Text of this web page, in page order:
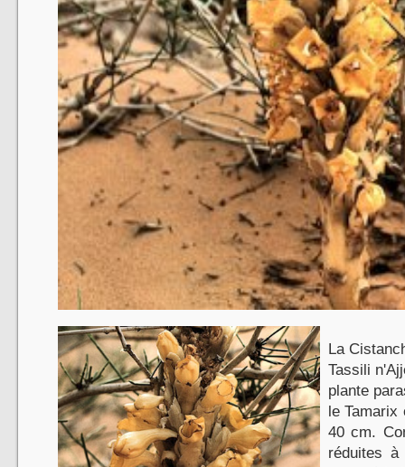
La
Tassili
plante
le
40 cm.
réduites